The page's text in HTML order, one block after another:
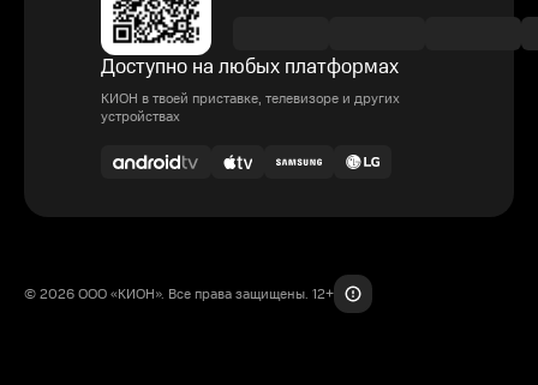
Доступно на любых платформах
КИОН в твоей приставке, телевизоре и других
устройствах
© 2026 ООО «КИОН». Все права защищены. 12+